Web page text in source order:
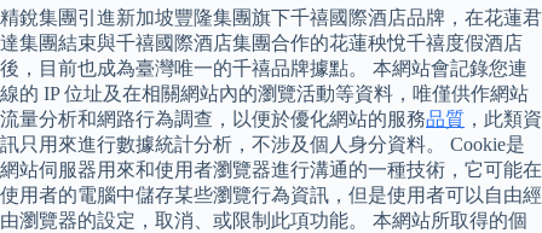
精銳集團引進新加坡豐隆集團旗下千禧國際酒店品牌，在花蓮君
達集團結束與千禧國際酒店集團合作的花蓮秧悅千禧度假酒店
後，目前也成為臺灣唯一的千禧品牌據點。 本網站會記錄您連
線的 IP 位址及在相關網站內的瀏覽活動等資料，唯僅供作網站
流量分析和網路行為調查，以便於優化網站的服務品質 ，此類資
訊只用來進行數據統計分析，不涉及個人身分資料。 Cookie是
網站伺服器用來和使用者瀏覽器進行溝通的一種技術，它可能在
使用者的電腦中儲存某些瀏覽行為資訊，但是使用者可以自由經
由瀏覽器的設定，取消、或限制此項功能。 本網站所取得的個